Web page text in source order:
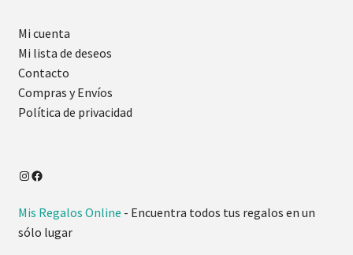
Mi cuenta
Mi lista de deseos
Contacto
Compras y Envíos
Política de privacidad
Mis Regalos Online - Encuentra todos tus regalos en un
sólo lugar